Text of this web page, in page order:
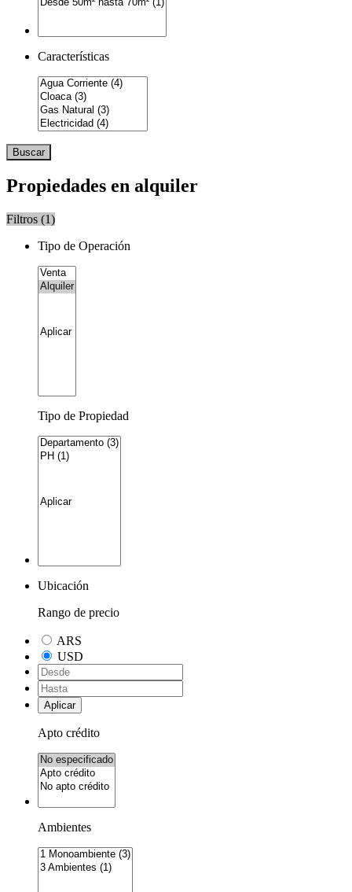
Características
Buscar
Propiedades en alquiler
Filtros (1)
Tipo de Operación
Tipo de Propiedad
Ubicación
Rango de precio
ARS
USD
Aplicar
Apto crédito
Ambientes